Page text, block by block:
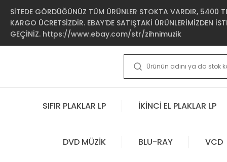
SİTEDE GÖRDÜĞÜNÜZ TÜM ÜRÜNLER STOKTA VARDIR, 5400 TL
KARGO ÜCRETSİZDİR. EBAY'DE SATIŞTAKİ ÜRÜNLERİMİZDEN
GEÇİNİZ. https://www.ebay.com/str/zihnimuzik
SIFIR PLAKLAR LP İKİNCİ EL PLAKLAR LP
DVD MÜZİK BLU-RAY VCD